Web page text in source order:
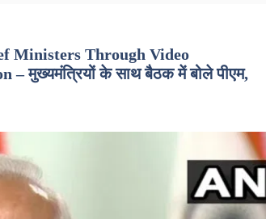
Ministers Through Video
मुख्यमंत्रियों के साथ बैठक में बोले पीएम,